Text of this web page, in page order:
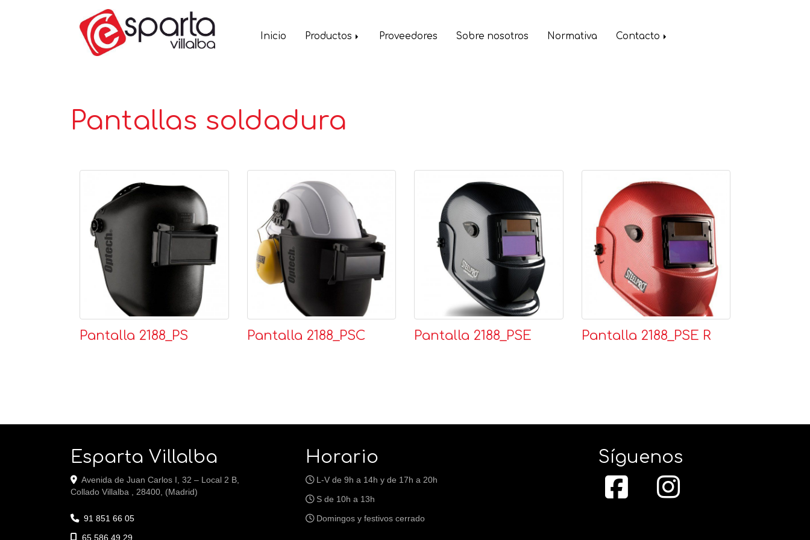
Inicio Productos Proveedores Sobre nosotros Normativa Contacto
Pantallas soldadura
Pantalla 2188_PS Pantalla 2188_PSC Pantalla 2188_PSE Pantalla 2188_PSE R
Esparta Villalba
Avenida de Juan Carlos I, 32 – Local 2 B,
Collado Villalba
28400 (Madrid)
91 851 66 05
65 586 49 29
Horario
L-V de 9h a 14h y de 17h a 20h
S de 10h a 13h
Domingos y festivos cerrado
Síguenos